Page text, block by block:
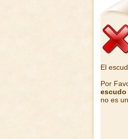
El
Por
escudo
no es